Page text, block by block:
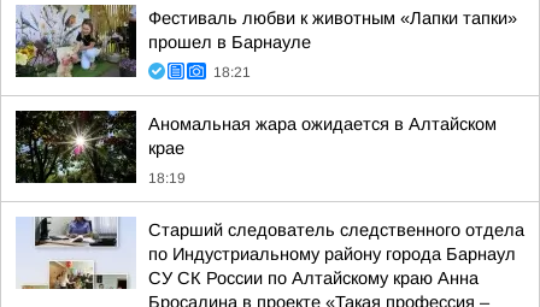
Фестиваль любви к животным «Лапки тапки»
прошел в Барнауле
18:21
Аномальная жара ожидается в Алтайском
крае
18:19
Старший следователь следственного отдела
по Индустриальному району города Барнаул
СУ СК России по Алтайскому краю Анна
Бросалина в проекте «Такая профессия –